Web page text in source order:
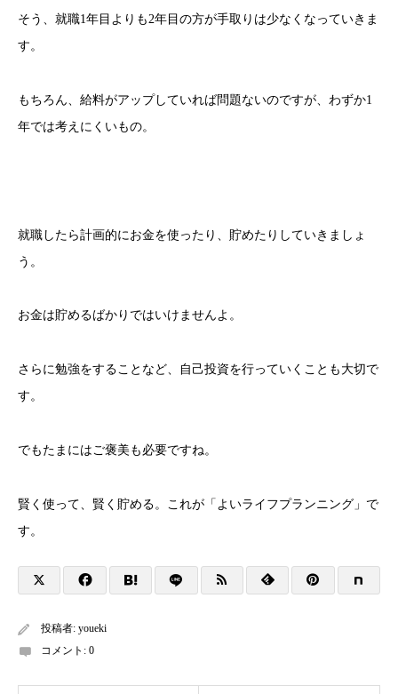
そう、就職1年目よりも2年目の方が手取りは少なくなっていきま
す。
もちろん、給料がアップしていれば問題ないのですが、わずか1
年では考えにくいもの。
就職したら計画的にお金を使ったり、貯めたりしていきましょ
う。
お金は貯めるばかりではいけませんよ。
さらに勉強をすることなど、自己投資を行っていくことも大切で
す。
でもたまにはご褒美も必要ですね。
賢く使って、賢く貯める。これが「よいライフプランニング」で
す。
投稿者: youeki
コメント: 0